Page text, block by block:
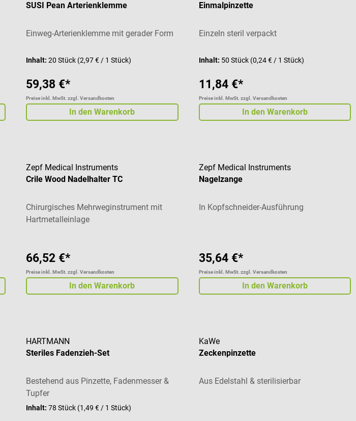
SUSI Pean Arterienklemme
Einweg-Arterienklemme mit gerader Form
Inhalt:20 Stück (2,97 € / 1 Stück)
59,38 €*
Preise inkl. MwSt. zzgl. Versandkosten
In den Warenkorb
Einmalpinzette
Einzeln steril verpackt
Inhalt: 50 Stück (0,24 € / 1 Stück)
11,84 €*
Preise inkl. MwSt. zzgl. Versandkosten
In den Warenkorb
Zepf Medical Instruments
Crile Wood Nadelhalter TC
Chirurgisches Mehrweginstrument mit
Hartmetalleinlage
66,52 €*
Preise inkl. MwSt. zzgl. Versandkosten
In den Warenkorb
Zepf Medical Instruments
Nagelzange
In Kopfschneider-Ausführung
35,64 €*
Preise inkl. MwSt. zzgl. Versandkosten
In den Warenkorb
HARTMANN
Steriles Fadenzieh-Set
Bestehend aus Pinzette, Fadenmesser &
Tupfer
Inhalt:78 Stück (1,49 € / 1 Stück)
KaWe
Zeckenpinzette
Aus Edelstahl & sterilisierbar